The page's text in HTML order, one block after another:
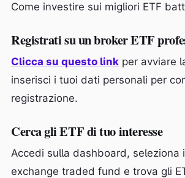
Come investire sui migliori ETF
Registrati su un broker ETF
Clicca su questo link per avviare
inserisci i tuoi dati personali per
registrazione.
Cerca gli ETF di tuo interesse
Accedi sulla dashboard, seleziona
exchange traded fund e trova gli